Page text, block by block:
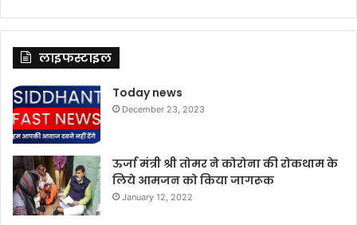
लाइफस्टाइल
Today news
December 23, 2023
ऊर्जा मंत्री श्री तोमर ने कोरोना की रोकथाम के
लिये आमजन को किया जागरूक
January 12, 2022